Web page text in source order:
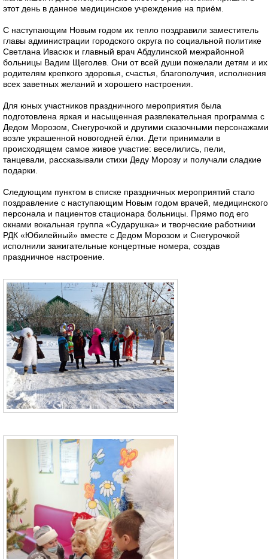
этот день в данное медицинское учреждение на приём.
С наступающим Новым годом их тепло поздравили заместитель
главы администрации городского округа по социальной политике
Светлана Ивасюк и главный врач Абдулинской межрайонной
больницы Вадим Щеголев. Они от всей души пожелали детям и их
родителям крепкого здоровья, счастья, благополучия, исполнения
всех заветных желаний и хорошего настроения.
Для юных участников праздничного мероприятия была
подготовлена яркая и насыщенная развлекательная программа с
Дедом Морозом, Снегурочкой и другими сказочными персонажами
возле украшенной новогодней ёлки. Дети принимали в
происходящем самое живое участие: веселились, пели,
танцевали, рассказывали стихи Деду Морозу и получали сладкие
подарки.
Следующим пунктом в списке праздничных мероприятий стало
поздравление с наступающим Новым годом врачей, медицинского
персонала и пациентов стационара больницы. Прямо под его
окнами вокальная группа «Сударушка» и творческие работники
РДК «Юбилейный» вместе с Дедом Морозом и Снегурочкой
исполнили зажигательные концертные номера, создав
праздничное настроение.